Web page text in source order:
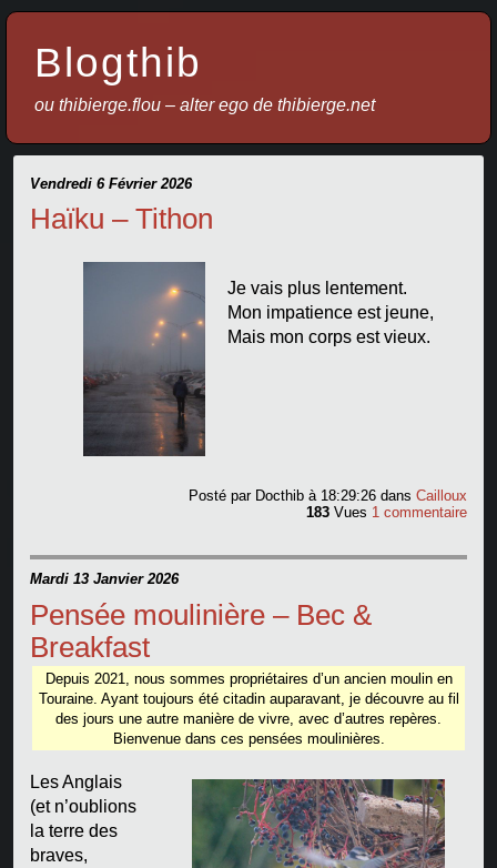
Blogthib
ou thibierge.flou – alter ego de thibierge.net
Vendredi 6 Février 2026
Haïku – Tithon
Je vais plus lentement.
Mon impatience est jeune,
Mais mon corps est vieux.
Posté par Docthib à 18:29:26dansCailloux
183 Vues 1 commentaire
Mardi 13 Janvier 2026
Pensée moulinière – Bec &
Breakfast
Depuis 2021, nous sommes propriétaires d’un ancien moulin en
Touraine. Ayant toujours été citadin auparavant, je découvre au fil
des jours une autre manière de vivre, avec d’autres repères.
Bienvenue dans ces pensées moulinières.
Les Anglais
(et n’oublions
la terre des
braves,